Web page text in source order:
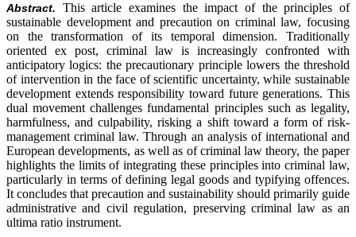
Abstract. This article examines the impact of the principles of
sustainable development and precaution on criminal law, focusing
on the transformation of its temporal dimension. Traditionally
oriented ex post, criminal law is increasingly confronted with
anticipatory logics: the precautionary principle lowers the threshold
of intervention in the face of scientific uncertainty, while sustainable
development extends responsibility toward future generations. This
dual movement challenges fundamental principles such as legality,
harmfulness, and culpability, risking a shift toward a form of risk-
management criminal law. Through an analysis of international and
European developments, as well as of criminal law theory, the paper
highlights the limits of integrating these principles into criminal law,
particularly in terms of defining legal goods and typifying offences.
It concludes that precaution and sustainability should primarily guide
administrative and civil regulation, preserving criminal law as an
ultima ratio instrument.